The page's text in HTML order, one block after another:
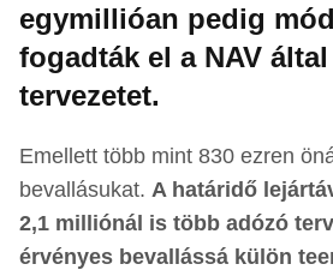
egymillióan pedig
fogadták el a NAV
tervezetet.
Emellett több mint 830 ezren
bevallásukat. A határidő
2,1 milliónál is több adózó
érvényes bevallássá külön